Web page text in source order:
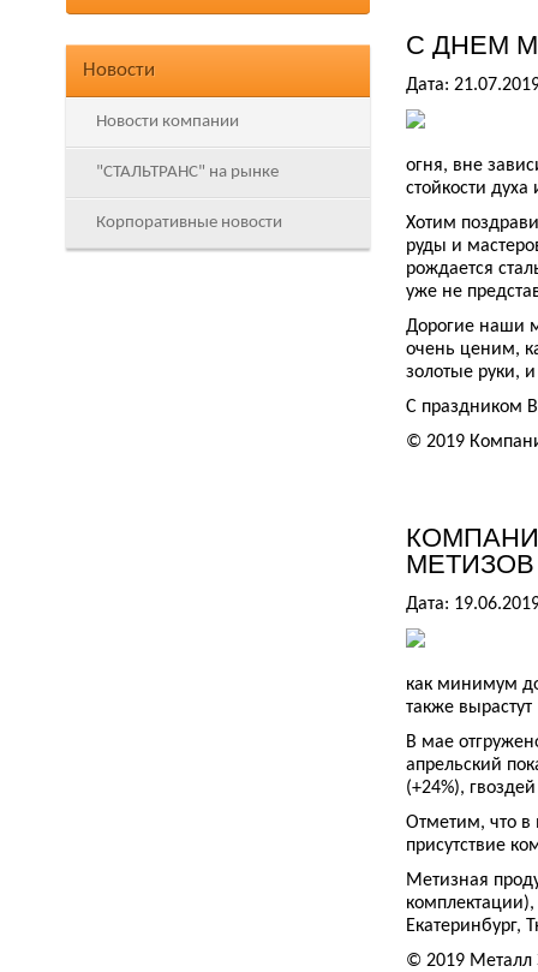
Новости
Новости компании
"СТАЛЬТРАНС" на рынке
Корпоративные новости
С ДНЕМ
Дата:
огня, вне
стойкости духа
Хотим
руды и
рождается
уже не
Дорогие наши
очень ценим,
золотые руки,
С праздником
© 2019
МЕТИЗОВ
Дата:
как минимум
также
В мае
апрельский
(+24%),
Отметим, что в
присутствие
Метизная
Екатеринбург,
© 2019 Металл